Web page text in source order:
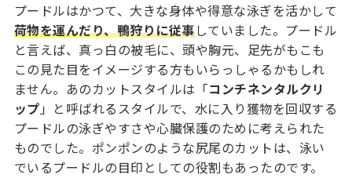
プードルはかつて、大きな身体や得意な泳ぎを活かして
荷物を運んだり、鴨狩りに従事していました。プードル
と言えば、真っ白の被毛に、頭や胸元、足先がもこも
この見た目をイメージする方もいらっしゃるかもしれ
ません。あのカットスタイルは「コンチネンタルクリ
ップ 」と呼ばれるスタイルで、水に入り獲物を回収する
プードルの泳ぎやすさや心臓保護のために考えられた
ものでした。ポンポンのような尻尾のカットは、泳い
でいるプードルの目印としての役割もあったのです。